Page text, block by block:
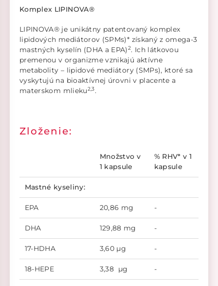
Komplex LIPINOVA®
LIPINOVA® je unikátny patentovaný komplex
lipidových mediátorov (SPMs)* získaný z omega-3
mastných kyselín (DHA a EPA)2. Ich látkovou
premenou v organizme vznikajú aktívne
metabolity – lipidové mediátory (SMPs), ktoré sa
vyskytujú na bioaktívnej úrovni v placente a
materskom mlieku2,3.
Zloženie:
Množstvo v
1 kapsule
% RHV* v 1
kapsule
Mastné kyseliny:
EPA 20,86 mg -
DHA 129,88 mg -
17-HDHA 3,60 µg -
18-HEPE 3,38 µg -